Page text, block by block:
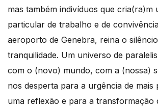
mas também indivíduos que cria(ra)m
particular de trabalho e de
aeroporto de Genebra, reina o
tranquilidade. Um universo de
com o (novo) mundo, com a (nossa)
nos desperta para a urgência de mais
uma reflexão e para a transformação